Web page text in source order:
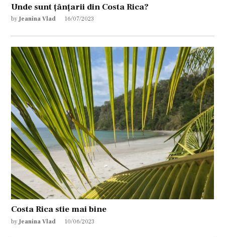
Unde sunt țânțarii din Costa Rica?
by Jeanina Vlad 16/07/2023
Costa Rica stie mai bine
by Jeanina Vlad 10/06/2023